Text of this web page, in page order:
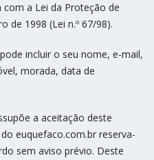
a Lei da Proteção de
de 1998 (Lei n.º 67/98).
incluir o seu nome, e-mail,
morada, data de
a aceitação deste
euquefaco.com.br reserva-
sem aviso prévio. Deste